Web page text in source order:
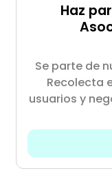
Haz
Se parte de
Recolecta
usuarios y